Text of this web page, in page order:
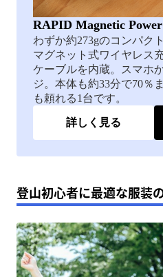
RAPID Magnetic
わずか約273gのコンパク
マグネット式ワイヤレス
ケーブルを内蔵。スマホ
ジ。本体も約33分で70％
も頼れる1台です。
詳しく見る
登山初心者に最適な服装